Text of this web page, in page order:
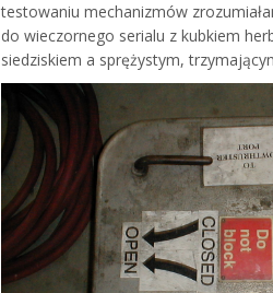
testowaniu mechanizmów
do wieczornego serialu z kubkiem
siedziskiem a sprężystym,